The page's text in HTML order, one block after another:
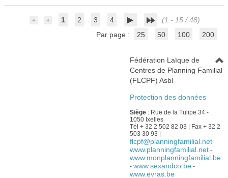
1 2 3 4
(1 - 15 / 48)
Par page :
25 50 100 200
Fédération Laïque de
Centres de Planning Familial
(FLCPF) Asbl
Protection des données
Siège: Rue de la Tulipe 34 -
1050 Ixelles
Tél + 32 2 502 82 03 | Fax + 32 2
503 30 93 |
flcpf@planningfamilial.net
www.planningfamilial.net-
www.monplanningfamilial.be
- www.sexandco.be-
www.evras.be